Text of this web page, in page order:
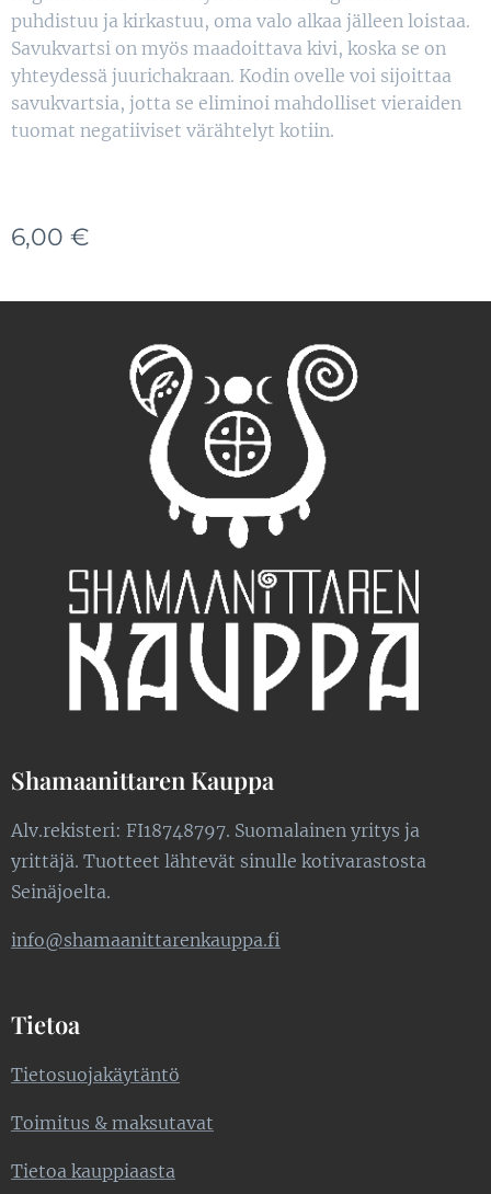
puhdistuu ja kirkastuu, oma valo alkaa jälleen loistaa.
Savukvartsi on myös maadoittava kivi, koska se on
yhteydessä juurichakraan. Kodin ovelle voi sijoittaa
savukvartsia, jotta se eliminoi mahdolliset vieraiden
tuomat negatiiviset värähtelyt kotiin.
6,00 €
Shamaanittaren Kauppa
Alv.rekisteri: FI18748797. Suomalainen yritys ja
yrittäjä. Tuotteet lähtevät sinulle kotivarastosta
Seinäjoelta.
info@shamaanittarenkauppa.fi
Tietoa
Tietosuojakäytäntö
Toimitus & maksutavat
Tietoa kauppiaasta